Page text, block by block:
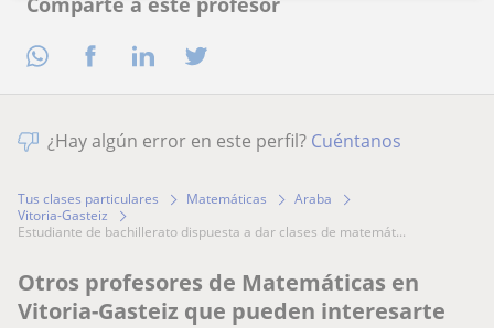
¿Hay algún error en este perfil? Cuéntanos
Tus clases particulares Matemáticas
Araba
Vitoria-Gasteiz
estudiante de bachillerato dispuesta a dar clases de matemát...
Otros profesores de Matemáticas en
Vitoria-Gasteiz que pueden interesarte